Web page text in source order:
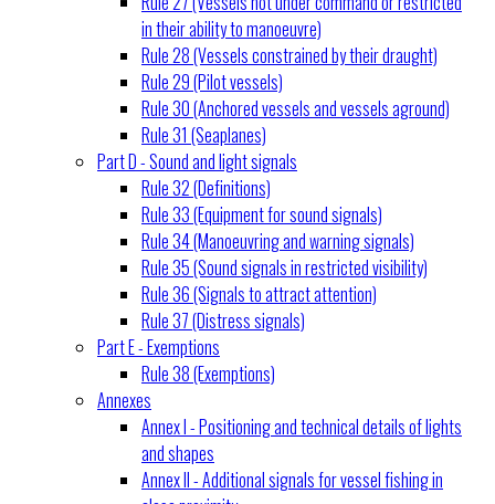
in their ability to manoeuvre)
Rule 28 (Vessels constrained by their draught)
Rule 29 (Pilot vessels)
Rule 30 (Anchored vessels and vessels aground)
Rule 31 (Seaplanes)
Part D - Sound and light signals
Rule 32 (Definitions)
Rule 33 (Equipment for sound signals)
Rule 34 (Manoeuvring and warning signals)
Rule 35 (Sound signals in restricted visibility)
Rule 36 (Signals to attract attention)
Rule 37 (Distress signals)
Part E - Exemptions
Rule 38 (Exemptions)
Annexes
Annex I - Positioning and technical details of lights
and shapes
Annex II - Additional signals for vessel fishing in